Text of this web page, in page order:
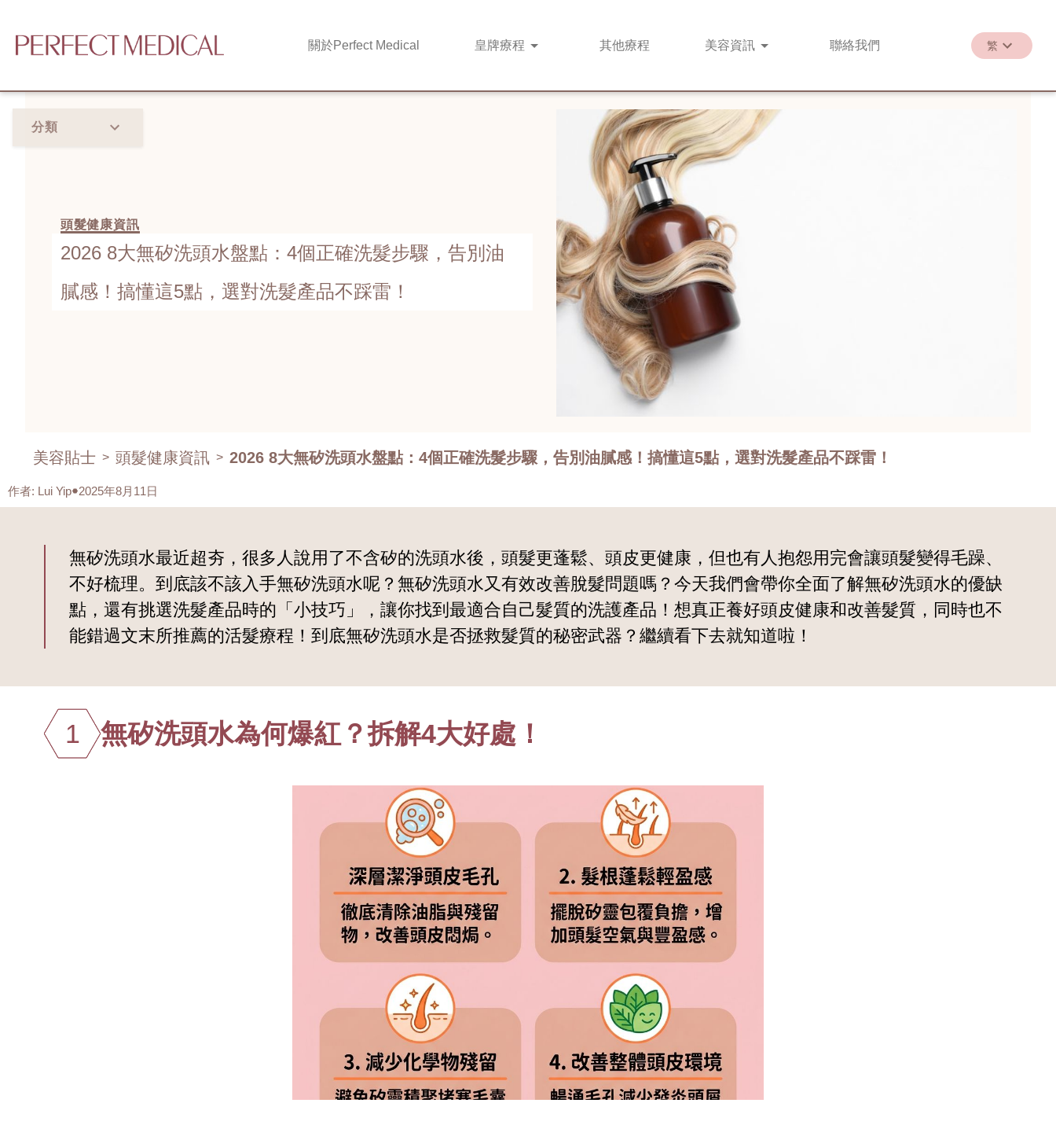
關於Perfect Medical 皇牌療程 其他療程 美容資訊 聯絡我們 繁
分類
頭髮健康資訊
2026 8大無矽洗頭水盤點：4個正確洗髮步驟，告別油
膩感！搞懂這5點，選對洗髮產品不踩雷！
美容貼士 > 頭髮健康資訊 > 2026 8大無矽洗頭水盤點：4個正確洗髮步驟，告別油膩感！搞懂這5點，選對洗髮產品不踩雷！
作者: Lui Yip 2025年8月11日
無矽洗頭水最近超夯，很多人說用了不含矽的洗頭水後，頭髮更蓬鬆、頭皮更健康，但也有人抱怨用完會讓頭髮變得毛躁、
不好梳理。到底該不該入手無矽洗頭水呢？無矽洗頭水又有效改善脫髮問題嗎？今天我們會帶你全面了解無矽洗頭水的優缺
點，還有挑選洗髮產品時的「小技巧」，讓你找到最適合自己髮質的洗護產品！想真正養好頭皮健康和改善髮質，同時也不
能錯過文末所推薦的活髮療程！到底無矽洗頭水是否拯救髮質的秘密武器？繼續看下去就知道啦！
1 無矽洗頭水為何爆紅？拆解4大好處！